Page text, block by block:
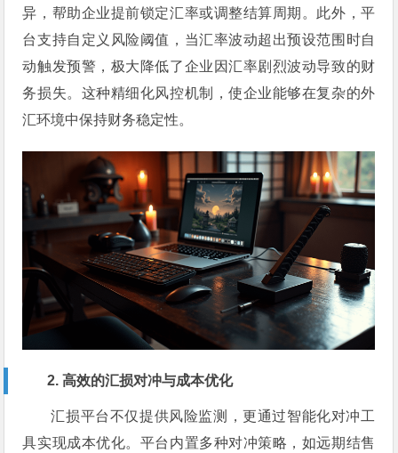
异，帮助企业提前锁定汇率或调整结算周期。此外，平
台支持自定义风险阈值，当汇率波动超出预设范围时自
动触发预警，极大降低了企业因汇率剧烈波动导致的财
务损失。这种精细化风控机制，使企业能够在复杂的外
汇环境中保持财务稳定性。
2. 高效的汇损对冲与成本优化
汇损平台不仅提供风险监测，更通过智能化对冲工
具实现成本优化。平台内置多种对冲策略，如远期结售